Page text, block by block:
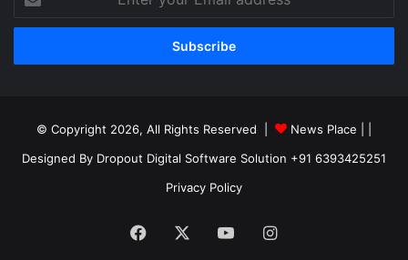
your
Email
© Copyright 2026, All Rights Reserved | News Place |
Designed By Dropout Digital Software Solution +91 6393425251
Privacy Policy
Facebook YouTubeInstagram